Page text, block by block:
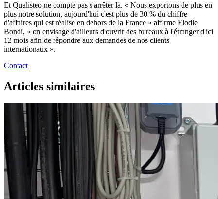
Et Qualisteo ne compte pas s'arrêter là. « Nous exportons de plus en
plus notre solution, aujourd'hui c'est plus de 30 % du chiffre
d'affaires qui est réalisé en dehors de la France » affirme Elodie
Bondi, « on envisage d'ailleurs d'ouvrir des bureaux à l'étranger d'ici
12 mois afin de répondre aux demandes de nos clients
internationaux ».
Contact
Articles similaires